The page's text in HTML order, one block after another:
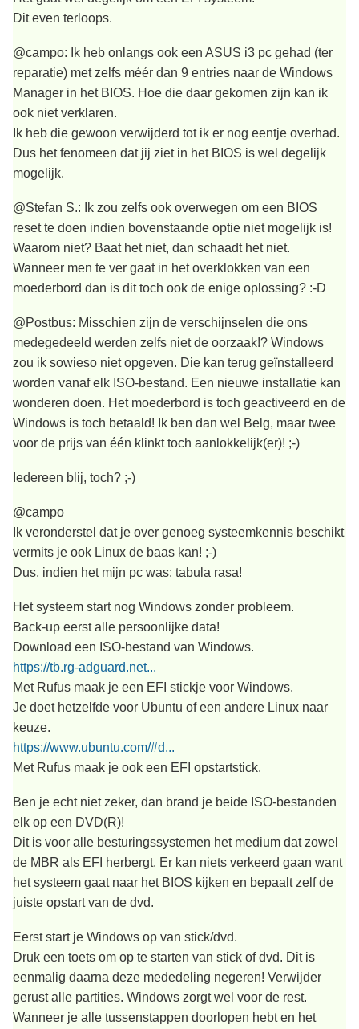
Dit even terloops.
@campo: Ik heb onlangs ook een ASUS i3 pc gehad (ter
reparatie) met zelfs méér dan 9 entries naar de Windows
Manager in het BIOS. Hoe die daar gekomen zijn kan ik
ook niet verklaren.
Ik heb die gewoon verwijderd tot ik er nog eentje overhad.
Dus het fenomeen dat jij ziet in het BIOS is wel degelijk
mogelijk.
@Stefan S.: Ik zou zelfs ook overwegen om een BIOS
reset te doen indien bovenstaande optie niet mogelijk is!
Waarom niet? Baat het niet, dan schaadt het niet.
Wanneer men te ver gaat in het overklokken van een
moederbord dan is dit toch ook de enige oplossing? :-D
@Postbus: Misschien zijn de verschijnselen die ons
medegedeeld werden zelfs niet de oorzaak!? Windows
zou ik sowieso niet opgeven. Die kan terug geïnstalleerd
worden vanaf elk ISO-bestand. Een nieuwe installatie kan
wonderen doen. Het moederbord is toch geactiveerd en de
Windows is toch betaald! Ik ben dan wel Belg, maar twee
voor de prijs van één klinkt toch aanlokkelijk(er)! ;-)
Iedereen blij, toch? ;-)
@campo
Ik veronderstel dat je over genoeg systeemkennis beschikt
vermits je ook Linux de baas kan! ;-)
Dus, indien het mijn pc was: tabula rasa!
Het systeem start nog Windows zonder probleem.
Back-up eerst alle persoonlijke data!
Download een ISO-bestand van Windows.
https://tb.rg-adguard.net...
Met Rufus maak je een EFI stickje voor Windows.
Je doet hetzelfde voor Ubuntu of een andere Linux naar
keuze.
https://www.ubuntu.com/#d...
Met Rufus maak je ook een EFI opstartstick.
Ben je echt niet zeker, dan brand je beide ISO-bestanden
elk op een DVD(R)!
Dit is voor alle besturingssystemen het medium dat zowel
de MBR als EFI herbergt. Er kan niets verkeerd gaan want
het systeem gaat naar het BIOS kijken en bepaalt zelf de
juiste opstart van de dvd.
Eerst start je Windows op van stick/dvd.
Druk een toets om op te starten van stick of dvd. Dit is
eenmalig daarna deze mededeling negeren! Verwijder
gerust alle partities. Windows zorgt wel voor de rest.
Wanneer je alle tussenstappen doorlopen hebt en het